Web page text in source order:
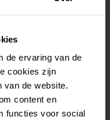
de ervaring van de
cookies zijn
van de website.
content en
functies voor social
oorbellen die
een prachtige sluier,
jouw
accessoires. Met
accessoires voor